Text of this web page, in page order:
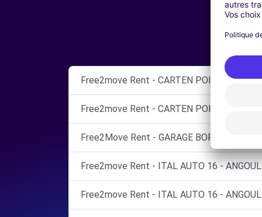
Free2move Rent - CARTEN POITOU BY
Free2move Rent - CARTEN POITOU BY
Free2Move Rent - GARAGE BORDRON
Free2move Rent - ITAL AUTO 16 -
Free2move Rent - ITAL AUTO 16 -